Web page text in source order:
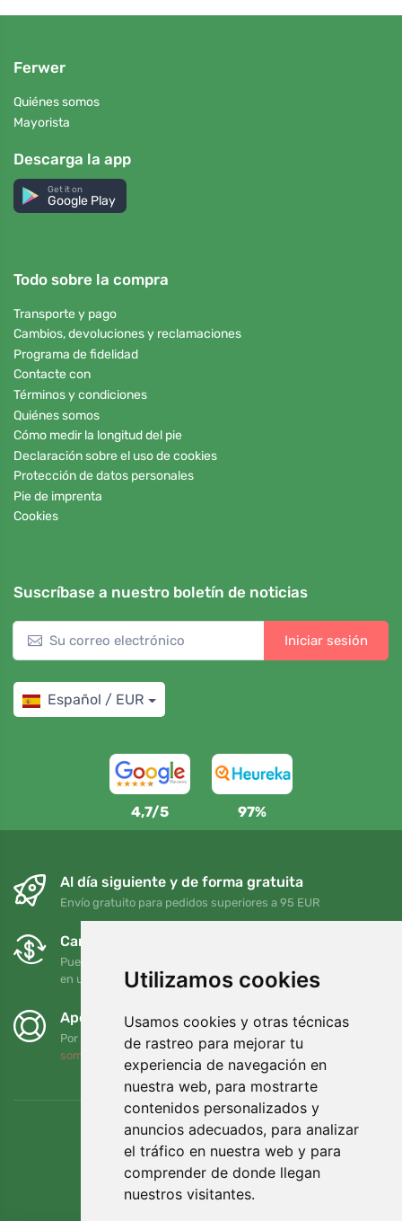
Utilizamos cookies
Usamos cookies y otras técnicas
de rastreo para mejorar tu
experiencia de navegación en
nuestra web, para mostrarte
contenidos personalizados y
anuncios adecuados, para analizar
el tráfico en nuestra web y para
comprender de donde llegan
nuestros visitantes.
Ferwer
Quiénes somos
Mayorista
Descarga la app
Get it on
Google Play
Todo sobre la compra
Transporte y pago
Cambios, devoluciones y reclamaciones
Programa de fidelidad
Contacte con
Términos y condiciones
Quiénes somos
Cómo medir la longitud del pie
Declaración sobre el uso de cookies
Protección de datos personales
Pie de imprenta
Cookies
Suscríbase a nuestro boletín de noticias
Iniciar sesión
Español / EUR
4,7/5 97%
Al día siguiente y de forma gratuita
Envío gratuito para pedidos superiores a 95 EUR
Cambios y devoluciones gratuitos
Puede devolver o cambiar su pedido en cualquier momento
en un plazo de 90 días
Apoyamos a Trees.org
Por cada pedido plantamos un árbol. Leer más
somos